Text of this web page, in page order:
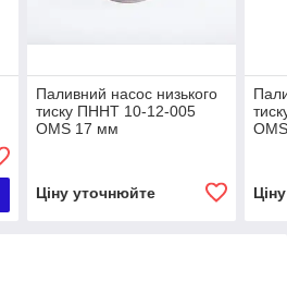
Паливний насос низького
тиску ПННТ 10-12-005
OMS 17 мм
VOLVO
Ціну уточнюйте